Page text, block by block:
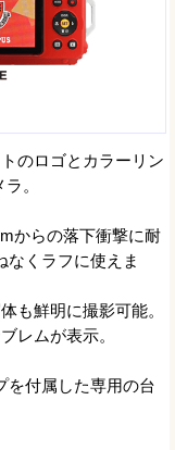
のロゴとカラーリン
。
からの落下衝撃に耐
なくラフに使えま
も鮮明に撮影可能。
レムが表示。
を付属した専用の台